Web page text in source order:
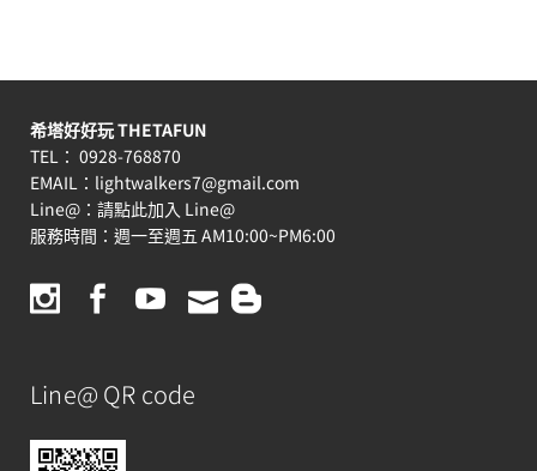
希塔好好玩 THETAFUN
TEL： 0928-768870
EMAIL： lightwalkers7@gmail.com
Line@： 請點此加入 Line@
服務時間：週一至週五 AM10:00~PM6:00
Line@ QR code